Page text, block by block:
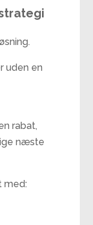
uden en
rabat,
næste
med: